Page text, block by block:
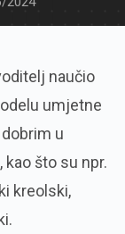
naučio
umjetne
u
što su npr.
kreolski,